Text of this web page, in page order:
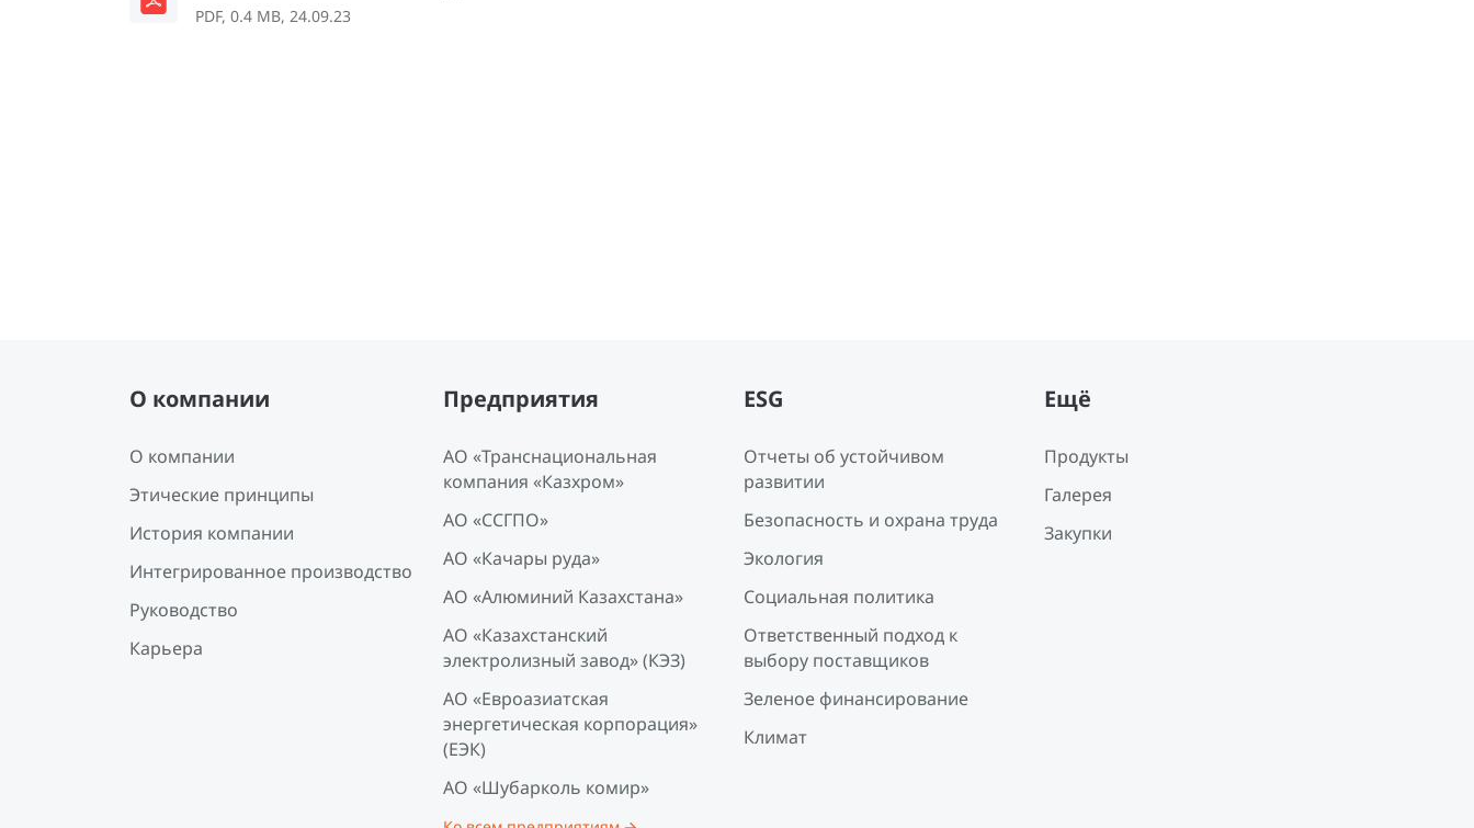
PDF, 0.4 MB, 24.09.23
О компании
О компании
Этические принципы
История компании
Интегрированное производство
Руководство
Карьера
Предприятия
АО «Транснациональная
компания «Казхром»
АО «ССГПО»
АО «Качары руда»
АО «Алюминий Казахстана»
АО «Казахстанский
электролизный завод» (КЭЗ)
АО «Евроазиатская
энергетическая корпорация»
(ЕЭК)
АО «Шубарколь комир»
ESG
Отчеты об устойчивом
развитии
Безопасность и охрана труда
Экология
Социальная политика
Ответственный подход к
выбору поставщиков
Зеленое финансирование
Климат
Ещё
Продукты
Галерея
Закупки